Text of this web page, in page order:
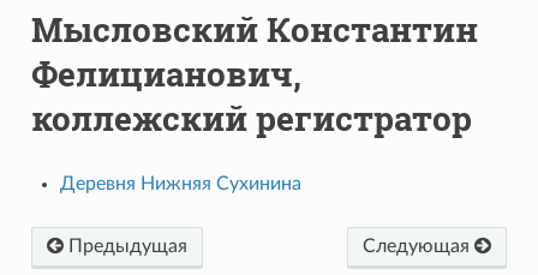
Мысловский Константин
Фелицианович,
коллежский регистратор
Деревня Нижняя Сухинина
Предыдущая Следующая